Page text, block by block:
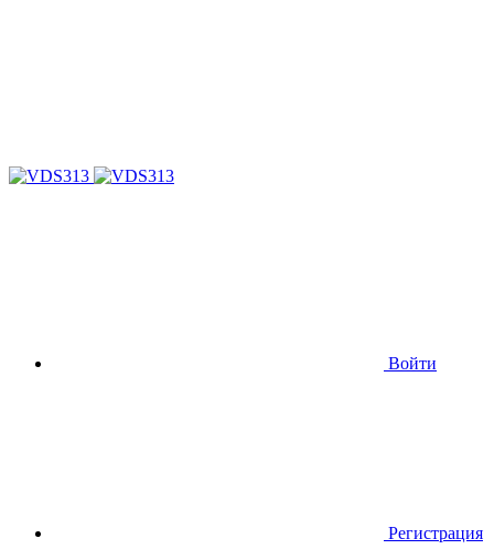
Войти
Регистрация